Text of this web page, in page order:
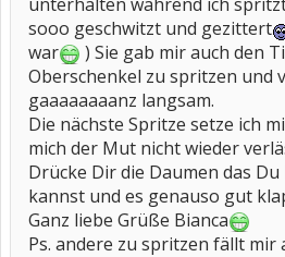
sooo geschwitzt und gezittert
war
) Sie gab mir auch den
Oberschenkel zu spritzen und
gaaaaaaaanz langsam.
Die nächste Spritze setze ich
mich der Mut nicht wieder
Drücke Dir die Daumen das
kannst und es genauso gut
Ganz liebe Grüße Bianca
Ps. andere zu spritzen fällt mir